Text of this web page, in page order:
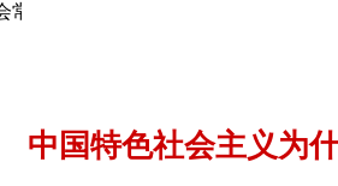
员会 公告
中国特色社会主义为